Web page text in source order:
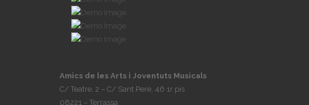
Amics de les Arts i Joventuts Musicals
C/ Teatre, 2 – C/ Sant Pere, 46 1r pis
08221 – Terrassa